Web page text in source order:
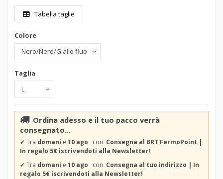
Tabella taglie
Colore
Taglia
Ordina adesso e il tuo pacco verrà
consegnato...
✔ Tra domani e 10 ago con Consegna al BRT FermoPoint |
In regalo 5€ iscrivendoti alla Newsletter!
✔ Tra domani e 10 ago con Consegna al tuo indirizzo | In
regalo 5€ iscrivendoti alla Newsletter!